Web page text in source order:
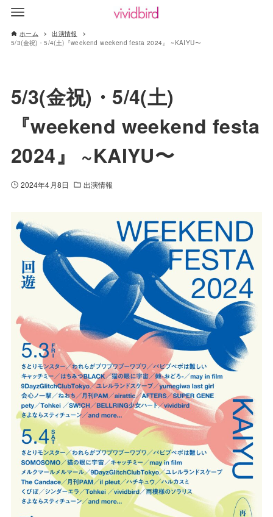
ホーム
出演情報
5/3(金祝)・5/4(土)『weekend weekend festa 2024』 ~KAIYU〜
5/3(金祝)・5/4(土)
『weekend weekend festa
2024』 ~KAIYU〜
2024年4月8日 出演情報